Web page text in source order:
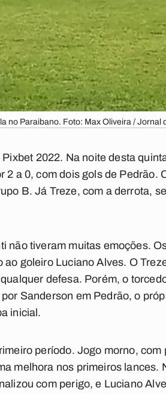
no Paraibano. Foto: Max Oliveira / Jornal
2022. Na noite desta
a 0, com dois gols de Pedrão.
B. Já Treze, com a derrota,
não tiveram muitas emoções.
goleiro Luciano Alves. O
defesa. Porém, o
Sanderson em Pedrão, o
inicial.
período. Jogo morno, com
melhora nos primeiros lances.
com perigo, e Luciano